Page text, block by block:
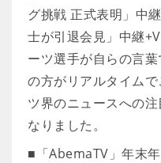
グ挑戦 正式表明」中
士が引退会見」中継
ーツ選手が自らの言
の方がリアルタイム
ツ界のニュースへの
なりました。
■「AbemaTV」年末